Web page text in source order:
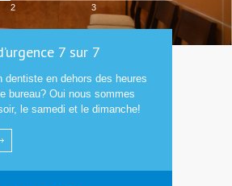
2 3
7 sur 7
dentiste en dehors des heures
bureau? Oui nous sommes
le samedi et le dimanche!